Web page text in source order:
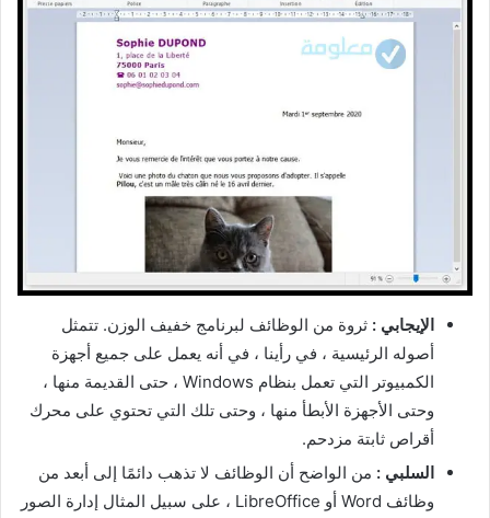
الإيجابي : ثروة من الوظائف لبرنامج خفيف الوزن. تتمثل
أصوله الرئيسية ، في رأينا ، في أنه يعمل على جميع أجهزة
الكمبيوتر التي تعمل بنظام Windows ، حتى القديمة منها ،
وحتى الأجهزة الأبطأ منها ، وحتى تلك التي تحتوي على محرك
أقراص ثابتة مزدحم.
السلبي : من الواضح أن الوظائف لا تذهب دائمًا إلى أبعد من
وظائف Word أو LibreOffice ، على سبيل المثال إدارة الصور